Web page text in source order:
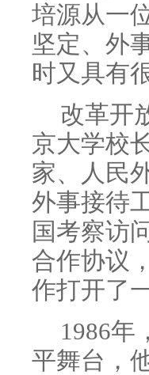
培源从一
坚定、外
时又具有
改革开
京大学校
家、人民
外事接待
国考察访
合作协议
作打开了
1986年
平舞台，